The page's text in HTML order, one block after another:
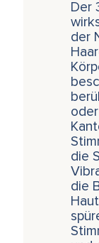
Der
der
die
die